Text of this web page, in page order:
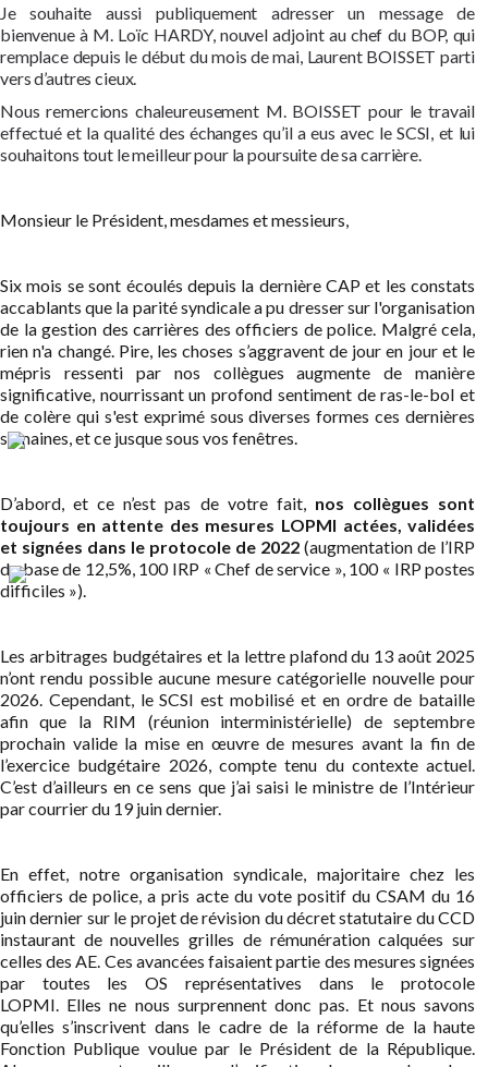
Je souhaite aussi publiquement adresser un message de
bienvenue à M. Loïc HARDY, nouvel adjoint au chef du BOP, qui
remplace depuis le début du mois de mai, Laurent BOISSET parti
vers d’autres cieux.
Nous remercions chaleureusement M. BOISSET pour le travail
effectué et la qualité des échanges qu’il a eus avec le SCSI, et lui
souhaitons tout le meilleur pour la poursuite de sa carrière.
Monsieur le Président, mesdames et messieurs,
Six mois se sont écoulés depuis la dernière CAP et les constats
accablants que la parité syndicale a pu dresser sur l'organisation
de la gestion des carrières des officiers de police. Malgré cela,
rien n'a changé. Pire, les choses s’aggravent de jour en jour et le
mépris ressenti par nos collègues augmente de manière
significative, nourrissant un profond sentiment de ras-le-bol et
de colère qui s'est exprimé sous diverses formes ces dernières
semaines, et ce jusque sous vos fenêtres.
D’abord, et ce n’est pas de votre fait, nos collègues sont
toujours en attente des mesures LOPMI actées, validées
et signées dans le protocole de 2022 (augmentation de l’IRP
de base de 12,5%, 100 IRP « Chef de service », 100 « IRP postes
difficiles »).
Les arbitrages budgétaires et la lettre plafond du 13 août 2025
n’ont rendu possible aucune mesure catégorielle nouvelle pour
2026. Cependant, le SCSI est mobilisé et en ordre de bataille
afin que la RIM (réunion interministérielle) de septembre
prochain valide la mise en œuvre de mesures avant la fin de
l’exercice budgétaire 2026, compte tenu du contexte actuel.
C’est d’ailleurs en ce sens que j’ai saisi le ministre de l’Intérieur
par courrier du 19 juin dernier.
En effet, notre organisation syndicale, majoritaire chez les
officiers de police, a pris acte du vote positif du CSAM du 16
juin dernier sur le projet de révision du décret statutaire du CCD
instaurant de nouvelles grilles de rémunération calquées sur
celles des AE. Ces avancées faisaient partie des mesures signées
par toutes les OS représentatives dans le protocole
LOPMI. Elles ne nous surprennent donc pas. Et nous savons
qu’elles s’inscrivent dans le cadre de la réforme de la haute
Fonction Publique voulue par le Président de la République.